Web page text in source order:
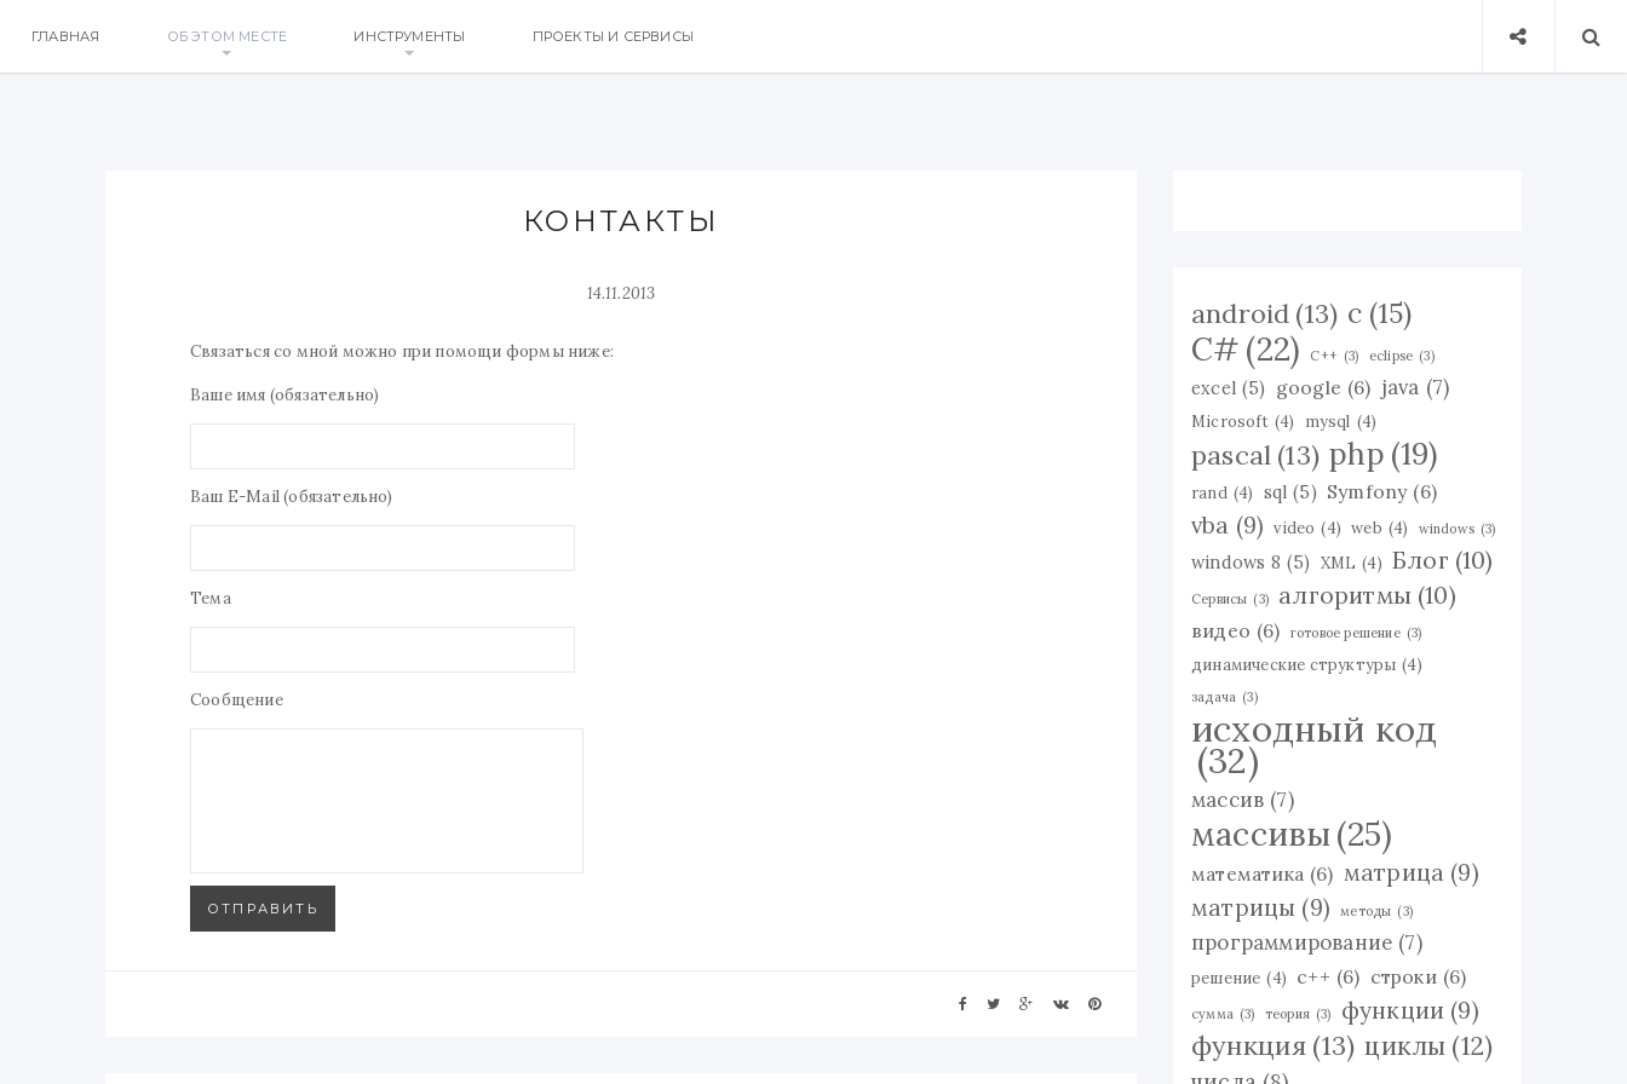
ГЛАВНАЯ ОБ ЭТОМ МЕСТЕ ИНСТРУМЕНТЫ ПРОЕКТЫ И СЕРВИСЫ
КОНТАКТЫ
14.11.2013
Связаться со мной можно при помощи формы ниже:
Ваше имя (обязательно)
Ваш E-Mail (обязательно)
Тема
Сообщение
android (13) c (15)
C# (22) C++ (3) eclipse (3)
excel (5) google (6) java (7)
Microsoft (4) mysql (4)
pascal (13) php (19)
rand (4) sql (5) Symfony (6)
vba (9) video (4) web (4) windows (3)
windows 8 (5) XML (4) Блог (10)
Сервисы (3) алгоритмы (10)
видео (6) готовое решение (3)
динамические структуры (4)
задача (3)
исходный код
(32)
массив (7)
массивы (25)
математика (6) матрица (9)
матрицы (9) методы (3)
программирование (7)
решение (4) с++ (6) строки (6)
сумма (3) теория (3) функции (9)
функция (13) циклы (12)